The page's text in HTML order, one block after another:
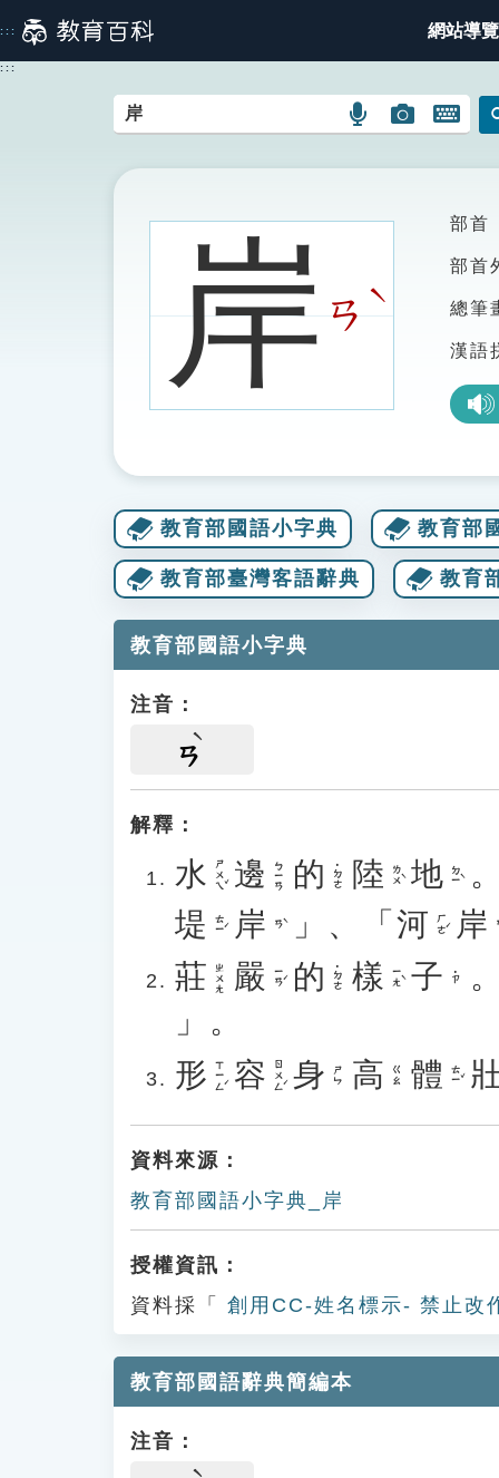
到
主
::: 網站導覽
:::
語
搜
圖
圖
搜
開
鍵
圖
岸ㄢ
ˋ
部首
部首
總筆
漢語
教育部國語小字典 教育部
教育部臺灣客語辭典 教育
教育部國語小字典
注音：
ㄢ
解釋：
水 ㄕㄨㄟˇ 邊 ㄅㄧㄢ 的 ˙ㄉㄜ 陸 ㄌㄨˋ 地 ㄉㄧˋ 。
堤 ㄊㄧˊ 岸 ㄢˋ 」、「 河 ㄏㄜˊ 岸
莊 ㄓㄨㄤ 嚴 ㄧㄢˊ 的 ˙ㄉㄜ 樣 ㄧㄤˋ 子 ˙ㄗ 。
」。
形 ㄒㄧㄥˊ 容 ㄖㄨㄥˊ 身 ㄕㄣ 高 ㄍㄠ 體 ㄊㄧˇ
資料來源：
教育部國語小字典_岸
授權資訊：
資料採「
創用CC-姓名標示- 禁止改
教育部國語辭典簡編本
注音：